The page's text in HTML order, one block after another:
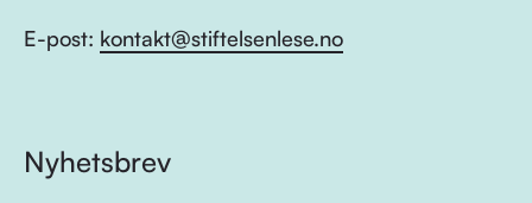
E-post: kontakt@stiftelsenlese.no
Nyhetsbrev